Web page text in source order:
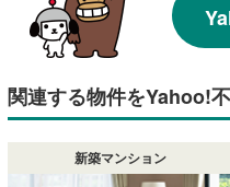
関連する物件をYahoo!
新築マンション